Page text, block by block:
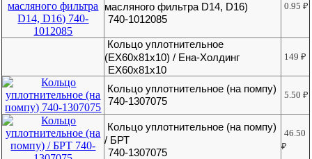
масляного фильтра D14, D16)
740-1012085
0.95₽
Кольцо уплотнительное
(ЕХ60х81х10) / Ена-Холдинг
ЕХ60х81х10
149₽
Кольцо уплотнительное (на помпу)
740-1307075
5.50₽
Кольцо уплотнительное (на помпу)
/ БРТ
740-1307075
46.50
₽